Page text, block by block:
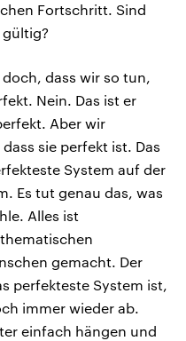
Fortschritt. Sind
dass wir so tun,
Nein. Das ist er
Aber wir
sie perfekt ist. Das
System auf der
Es tut genau das, was
Alles ist
gemacht. Der
perfekteste System ist,
immer wieder ab.
einfach hängen und